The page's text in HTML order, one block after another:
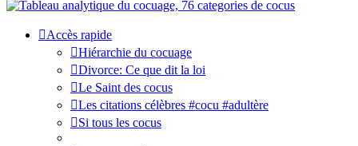
Accès rapide
Hiérarchie du cocuage
Divorce: Ce que dit la loi
Le Saint des cocus
Les citations célèbres #cocu #adultère
Si tous les cocus